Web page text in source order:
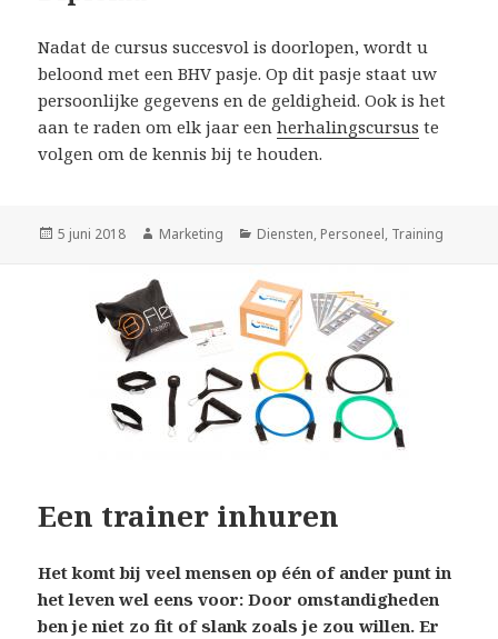
Nadat de cursus succesvol is doorlopen, wordt u
beloond met een BHV pasje. Op dit pasje staat uw
persoonlijke gegevens en de geldigheid. Ook is het
aan te raden om elk jaar eenherhalingscursus te
volgen om de kennis bij te houden.
Geplaatst
5 juni 2018 Auteur
Marketing Categorieën
Diensten, Personeel, Training
Een trainer inhuren
Het komt bij veel mensen op één of ander punt in
het leven wel eens voor: Door omstandigheden
ben je niet zo fit of slank zoals je zou willen. Er